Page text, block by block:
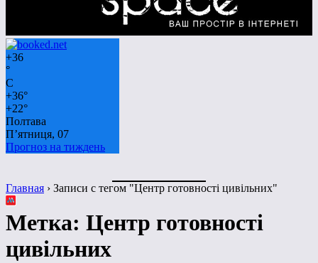
+36
°
C
+36°
+22°
Полтава
П’ятниця, 07
Прогноз на тиждень
Главная › Записи с тегом "Центр готовності цивільних"
Метка: Центр готовності
цивільних